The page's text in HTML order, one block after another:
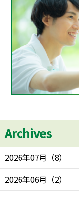
Archives
2026年07月 （8）
2026年06月 （2）